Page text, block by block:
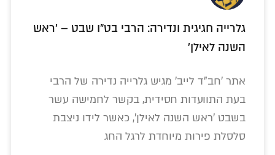
גלרייה חגיגית ונדירה: הרבי בט"ו שבט – 'ראש
השנה לאילן'
אתר 'חב"ד לייב' מגיש גלרייה נדירה של הרבי
בעת התוועדות חסידית, בקשר לחמישה עשר
בשבט 'ראש השנה לאילן', כאשר לידו ניצבת
סלסלת פירות מיוחדת לרגל החג